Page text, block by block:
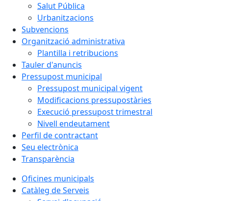
Salut Pública
Urbanitzacions
Subvencions
Organització administrativa
Plantilla i retribucions
Tauler d'anuncis
Pressupost municipal
Pressupost municipal vigent
Modificacions pressupostàries
Execució pressupost trimestral
Nivell endeutament
Perfil de contractant
Seu electrònica
Transparència
Oficines municipals
Catàleg de Serveis